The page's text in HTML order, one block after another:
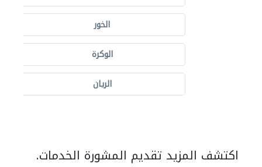
الخور
الوكرة
الريان
اكتشف المزيد تقديم المشورة الخدمات.